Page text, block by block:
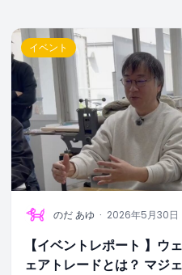
イベント
U のだ あゆ · 2026年5月30日
【イベントレポート 】ウ
ェアトレードとは？ マジ